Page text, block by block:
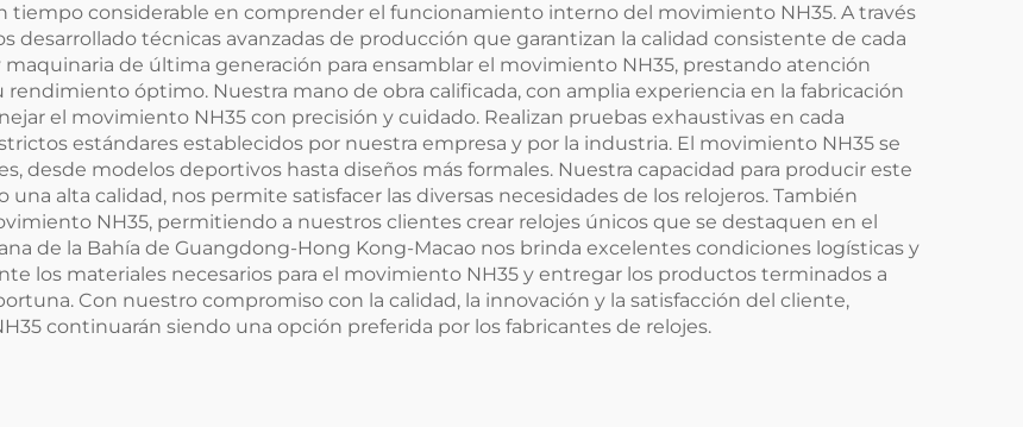
tiempo considerable en comprender el funcionamiento interno del movimiento NH35. A través
desarrollado técnicas avanzadas de producción que garantizan la calidad consistente de cada
de última generación para ensamblar el movimiento NH35, prestando atención
óptimo. Nuestra mano de obra calificada, con amplia experiencia en la fabricación
el movimiento NH35 con precisión y cuidado. Realizan pruebas exhaustivas en cada
estándares establecidos por nuestra empresa y por la industria. El movimiento NH35 se
desde modelos deportivos hasta diseños más formales. Nuestra capacidad para producir este
alta calidad, nos permite satisfacer las diversas necesidades de los relojeros. También
NH35, permitiendo a nuestros clientes crear relojes únicos que se destaquen en el
de la Bahía de Guangdong-Hong Kong-Macao nos brinda excelentes condiciones logísticas y
los materiales necesarios para el movimiento NH35 y entregar los productos terminados a
Con nuestro compromiso con la calidad, la innovación y la satisfacción del cliente,
continuarán siendo una opción preferida por los fabricantes de relojes.